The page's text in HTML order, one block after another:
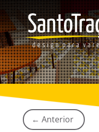
← Anterior